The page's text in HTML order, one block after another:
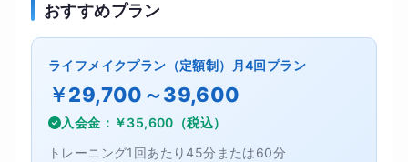
おすすめプラン
ライフメイクプラン（定額制）月4回プラン
￥29,700～39,600
入会金：￥35,600（税込）
トレーニング1回あたり45分または60分